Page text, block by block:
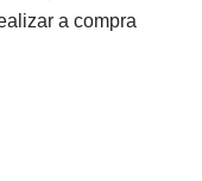
a compra